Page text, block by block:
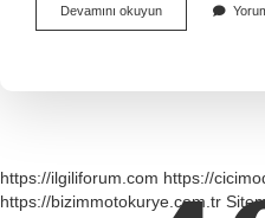
Devamını okuyunSırt
Üstü
https://ilgiliforum.com https://
https://bizimmotokurye.com.tr